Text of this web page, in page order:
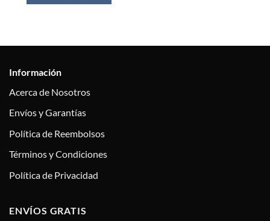
Información
Acerca de Nosotros
Envíos y Garantías
Política de Reembolsos
Términos y Condiciones
Política de Privacidad
ENVÍOS GRATIS